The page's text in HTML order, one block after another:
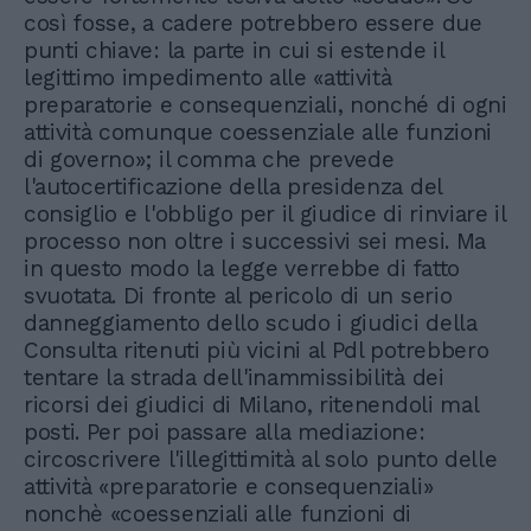
così fosse, a cadere potrebbero essere due
punti chiave: la parte in cui si estende il
legittimo impedimento alle «attività
preparatorie e consequenziali, nonché di ogni
attività comunque coessenziale alle funzioni
di governo»; il comma che prevede
l'autocertificazione della presidenza del
consiglio e l'obbligo per il giudice di rinviare il
processo non oltre i successivi sei mesi. Ma
in questo modo la legge verrebbe di fatto
svuotata. Di fronte al pericolo di un serio
danneggiamento dello scudo i giudici della
Consulta ritenuti più vicini al Pdl potrebbero
tentare la strada dell'inammissibilità dei
ricorsi dei giudici di Milano, ritenendoli mal
posti. Per poi passare alla mediazione:
circoscrivere l'illegittimità al solo punto delle
attività «preparatorie e consequenziali»
nonchè «coessenziali alle funzioni di